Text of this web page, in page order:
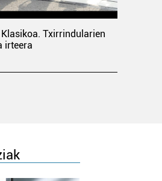
Txirrindularien
irteera